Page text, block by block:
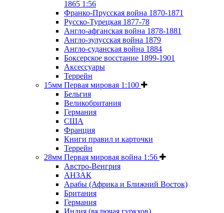
1865 1:56
Франко-Прусская война 1870-1871
Русско-Турецкая 1877-78
Англо-афганская война 1878-1881
Англо-зулусская война 1879
Англо-суданская война 1884
Боксерское восстание 1899-1901
Аксессуары
Террейн
15мм Первая мировая 1:100
Бельгия
Великобритания
Германия
США
Франция
Книги правил и карточки
Террейн
28мм Первая мировая война 1:56
Австро-Венгрия
АНЗАК
Арабы (Африка и Ближний Восток)
Британия
Германия
Индия (включая гуркхов)